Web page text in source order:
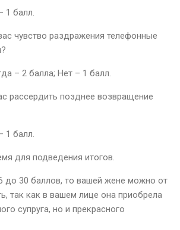
1 балл.
чувство раздражения телефонные
– 2 балла; Нет – 1 балл.
рассердить позднее возвращение
1 балл.
для подведения итогов.
до 30 баллов, то вашей жене можно от
так как в вашем лице она приобрела
супруга, но и прекрасного